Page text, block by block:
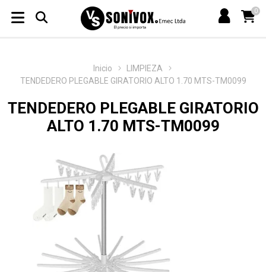
0
Inicio
LIMPIEZA
TENDEDERO PLEGABLE GIRATORIO ALTO 1.70 MTS-TM0099
TENDEDERO PLEGABLE GIRATORIO
ALTO 1.70 MTS-TM0099